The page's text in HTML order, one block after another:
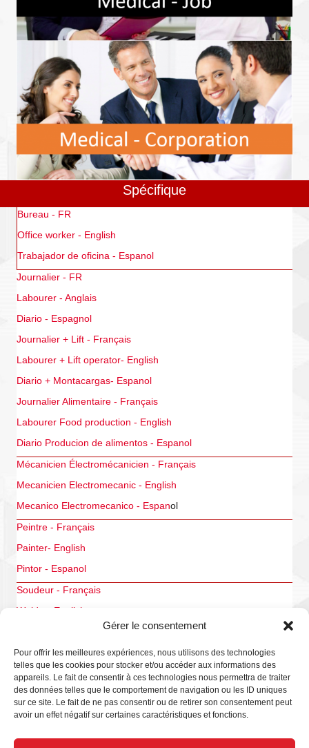
Gérer le consentement
Pour offrir les meilleures expériences, nous utilisons des technologies
telles que les cookies pour stocker et/ou accéder aux informations des
appareils. Le fait de consentir à ces technologies nous permettra de traiter
des données telles que le comportement de navigation ou les ID uniques
sur ce site. Le fait de ne pas consentir ou de retirer son consentement peut
avoir un effet négatif sur certaines caractéristiques et fonctions.
Spécifique
Bureau - FR
Office worker - English
Trabajador de oficina - Espanol
Journalier - FR
Labourer - Anglais
Diario - Espagnol
Journalier + Lift - Français
Labourer + Lift operator- English
Diario + Montacargas- Espanol
Journalier Alimentaire - Français
Labourer Food production - English
Diario Producion de alimentos - Espanol
Mécanicien Électromécanicien - Français
Mecanicien Electromecanic - English
Mecanico Electromecanico - Espanol
Peintre - Français
Painter- English
Pintor - Espanol
Soudeur - Français
Welder- English
Transport - Français
Driver - English
P
P-260 (Bureau) Français